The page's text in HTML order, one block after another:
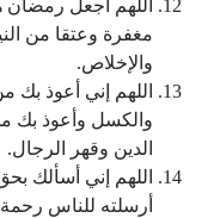
اللهم اجعل رمضان
مغفرة وعتقا من
والإخلاص.
اللهم إني أعوذ بك
والكسل وأعوذ بك
الدين وقهر الرجال.
اللهم إني أسألك
أرسلته للناس